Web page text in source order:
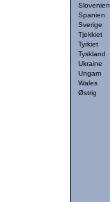
Slovenien
Spanien
Sverige
Tjekkiet
Tyrkiet
Tyskland
Ukraine
Ungarn
Wales
Østrig